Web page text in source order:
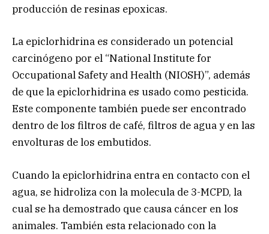
producción de resinas epoxicas.
La epiclorhidrina es considerado un potencial
carcinógeno por el “National Institute for
Occupational Safety and Health (NIOSH)”, además
de que la epiclorhidrina es usado como pesticida.
Este componente también puede ser encontrado
dentro de los filtros de café, filtros de agua y en las
envolturas de los embutidos.
Cuando la epiclorhidrina entra en contacto con el
agua, se hidroliza con la molecula de 3-MCPD, la
cual se ha demostrado que causa cáncer en los
animales. También esta relacionado con la